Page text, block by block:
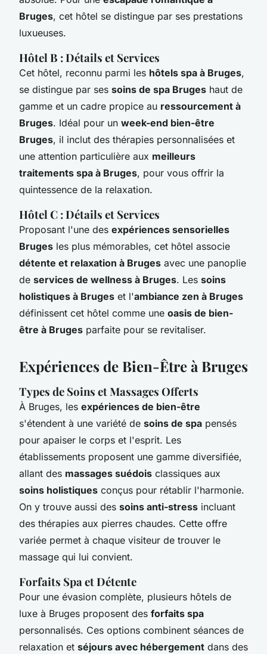
Bruges, cet hôtel se distingue par ses prestations
luxueuses.
Hôtel B : Détails et Services
Cet hôtel, reconnu parmi les hôtels spa à Bruges,
se distingue par ses soins de spa Bruges haut de
gamme et un cadre propice au ressourcement à
Bruges. Idéal pour un week-end bien-être
Bruges, il inclut des thérapies personnalisées et
une attention particulière aux meilleurs
traitements spa à Bruges, pour vous offrir la
quintessence de la relaxation.
Hôtel C : Détails et Services
Proposant l'une des expériences sensorielles
Bruges les plus mémorables, cet hôtel associe
détente et relaxation à Bruges avec une panoplie
de services de wellness à Bruges. Les soins
holistiques à Bruges et l'ambiance zen à Bruges
définissent cet hôtel comme une oasis de bien-
être à Bruges parfaite pour se revitaliser.
Expériences de Bien-Être à Bruges
Types de Soins et Massages Offerts
À Bruges, les expériences de bien-être
s'étendent à une variété de soins de spa pensés
pour apaiser le corps et l'esprit. Les
établissements proposent une gamme diversifiée,
allant des massages suédois classiques aux
soins holistiques conçus pour rétablir l'harmonie.
On y trouve aussi des soins anti-stress incluant
des thérapies aux pierres chaudes. Cette offre
variée permet à chaque visiteur de trouver le
massage qui lui convient.
Forfaits Spa et Détente
Pour une évasion complète, plusieurs hôtels de
luxe à Bruges proposent des forfaits spa
personnalisés. Ces options combinent séances de
relaxation et séjours avec hébergement dans des